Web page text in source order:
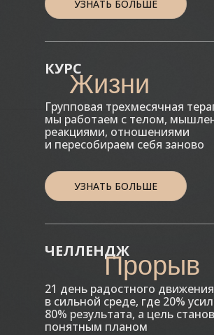
КУРС
Жизни
Групповая трехмесячная
мы работаем с телом,
реакциями, отношениями
и пересобираем себя заново
ЧЕЛЛЕНДЖ
Прорыв
21 день радостного движения
в сильной среде, где 20%
80% результата, а цель
понятным планом
УЗНАТЬ БОЛЬШЕ
УЗНАТЬ БОЛЬШЕ